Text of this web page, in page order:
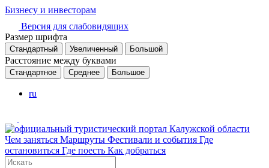
Бизнесу и инвесторам
Версия для слабовидящих
Размер шрифта
Стандартный Увеличенный Большой
Расстояние между буквами
Стандартное Среднее Большое
ru
Чем заняться Маршруты Фестивали и события Где
остановиться Где поесть Как добраться